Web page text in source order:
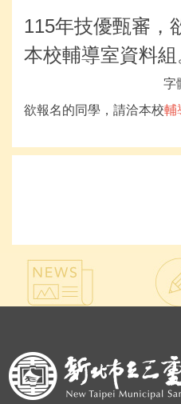
學校組織
高中升學資訊
115年技優甄審，
本校輔導室資料組
字
欲報名的同學，請洽本校輔